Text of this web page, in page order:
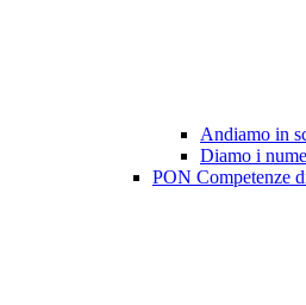
Andiamo in
Diamo i
PON Competenze